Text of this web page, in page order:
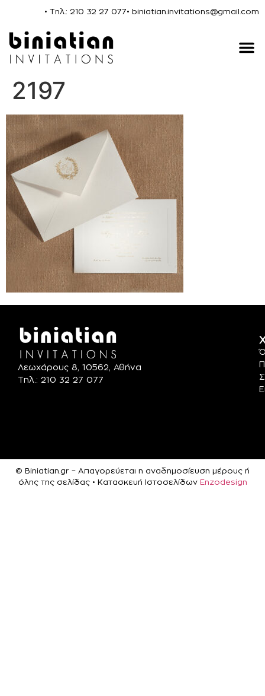
• Τηλ.: 210 32 27 077• biniatian.invitations@gmail.com
2197
Λεωχάρους 8, 10562, Αθήνα
Τηλ.: 210 32 27 077
© Biniatian.gr – Απαγορεύεται η αναδημοσίευση μέρους ή
όλης της σελίδας • Κατασκευή Ιστοσελίδων Enzodesign